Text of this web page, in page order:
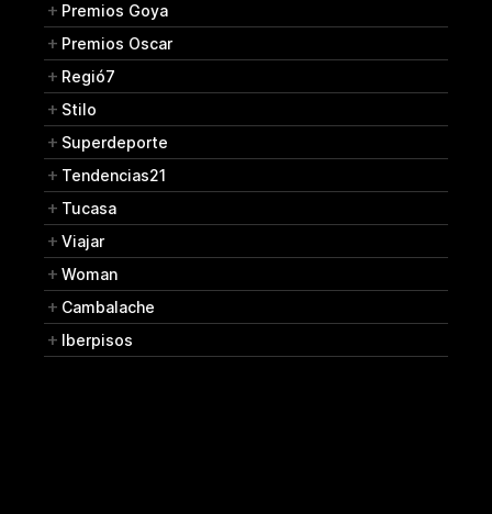
Premios Goya
Premios Oscar
Regió7
Stilo
Superdeporte
Tendencias21
Tucasa
Viajar
Woman
Cambalache
Iberpisos